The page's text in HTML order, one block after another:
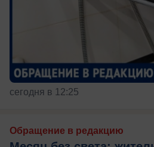
сегодня в 12:25
Обращение в редакцию